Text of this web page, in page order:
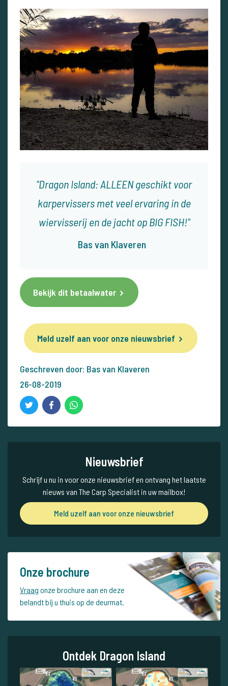
Dragon Island: ALLEEN geschikt voor
karpervissers met veel ervaring in de
wiervisserij en de jacht op BIG FISH!
Bas van Klaveren
Bekijk dit betaalwater
Meld uzelf aan voor onze nieuwsbrief
Geschreven door: Bas van Klaveren
26-08-2019
Nieuwsbrief
Schrijf u nu in voor onze nieuwsbrief en ontvang het laatste
nieuws van The Carp Specialist in uw mailbox!
Meld uzelf aan voor onze nieuwsbrief
Onze brochure
Vraag onze brochure aan en deze
belandt bij u thuis op de deurmat.
Ontdek Dragon Island